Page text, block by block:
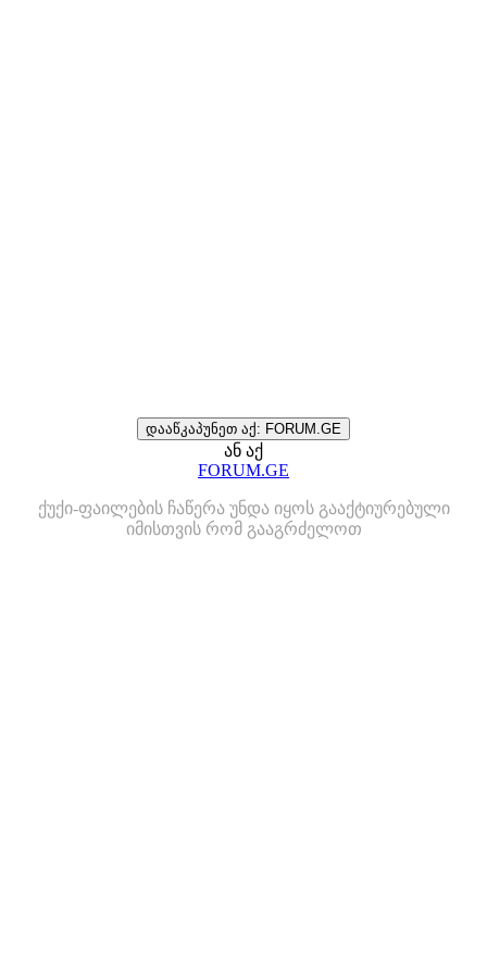
დააწკაპუნეთ აქ: FORUM.GE
ან აქ
FORUM.GE
ქუქი-ფაილების ჩაწერა უნდა იყოს გააქტიურებული
იმისთვის რომ გააგრძელოთ